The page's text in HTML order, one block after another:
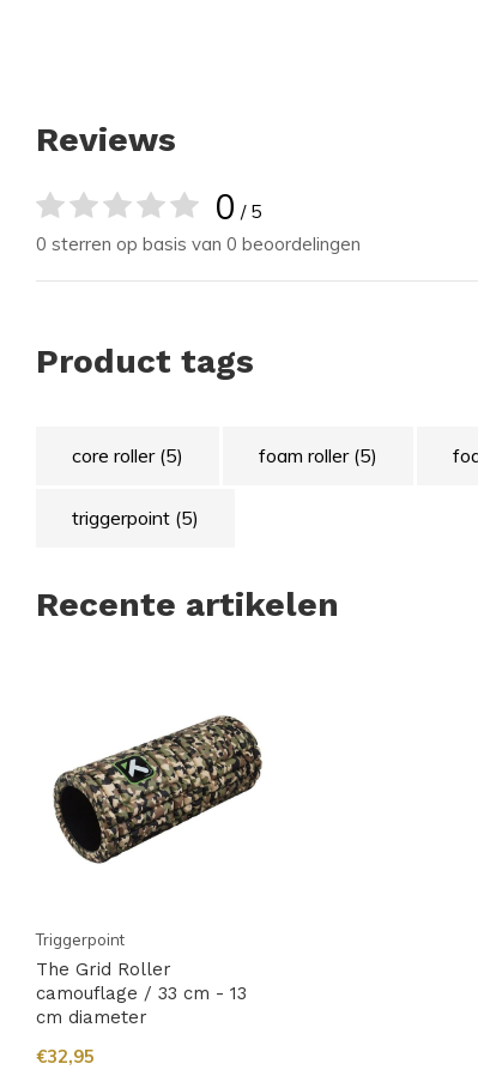
Reviews
0 / 5
0 sterren op basis van 0 beoordelingen
Product tags
core roller (5) foam roller (5)
triggerpoint (5)
Recente artikelen
Triggerpoint
The Grid Roller
camouflage / 33 cm - 13
cm diameter
€32,95